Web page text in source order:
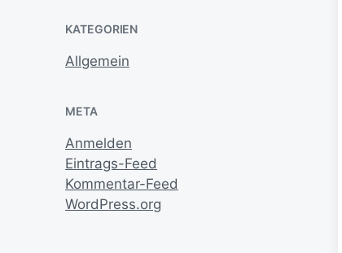
KATEGORIEN
Allgemein
META
Anmelden
Eintrags-Feed
Kommentar-Feed
WordPress.org